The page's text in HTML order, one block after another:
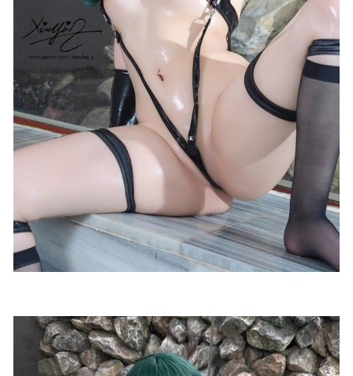
僕 影片 [11V-413MB]
2026-04-14
Natsuko夏夏子 – NO.75 & 星澜是澜澜叫澜妹呀 – 飞鸟马时
& 一之濑明 2026-01-17